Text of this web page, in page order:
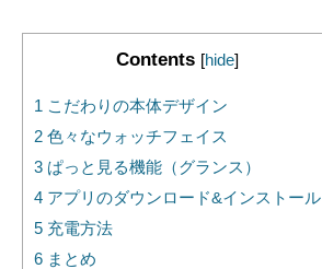
Contents [hide]
1 こだわりの本体デザイン
2 色々なウォッチフェイス
3 ぱっと見る機能（グランス）
4 アプリのダウンロード&インストール
5 充電方法
6 まとめ